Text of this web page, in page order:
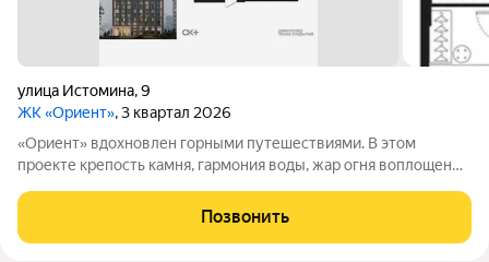
улица Истомина,9
ЖК «Ориент», 3 квартал 2026
«Ориент» вдохновлен горными путешествиями. В этом
проекте крепость камня, гармония воды, жар огня воплощены
технологиями. Здесь вы получите повседневность,
наполненную яркими моментами и приятной
Позвонить